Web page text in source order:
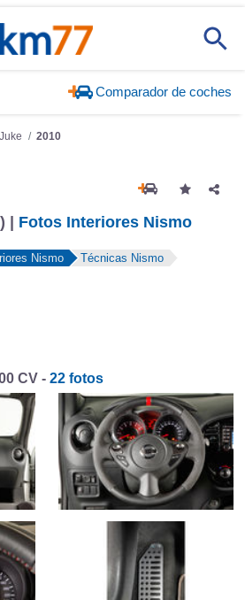
Comparador de coches
Juke 2010
| Fotos Interiores Nismo
Nismo Técnicas Nismo
CV - 22 fotos